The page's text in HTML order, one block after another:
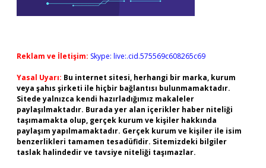
Reklam ve İletişim: Skype: live:.cid.575569c608265c69
Yasal Uyarı: Bu internet sitesi, herhangi bir marka, kurum
veya şahıs şirketi ile hiçbir bağlantısı bulunmamaktadır.
Sitede yalnızca kendi hazırladığımız makaleler
paylaşılmaktadır. Burada yer alan içerikler haber niteliği
taşımamakta olup, gerçek kurum ve kişiler hakkında
paylaşım yapılmamaktadır. Gerçek kurum ve kişiler ile isim
benzerlikleri tamamen tesadüfidir. Sitemizdeki bilgiler
taslak halindedir ve tavsiye niteliği taşımazlar.